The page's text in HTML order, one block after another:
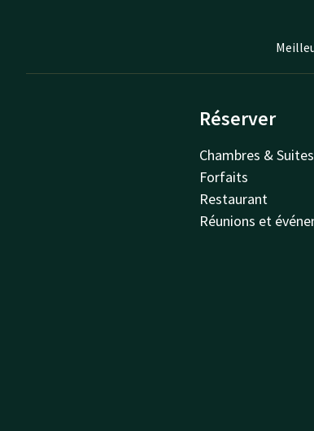
Réserver
Chambres & Suites
Forfaits
Restaurant
Réunions et